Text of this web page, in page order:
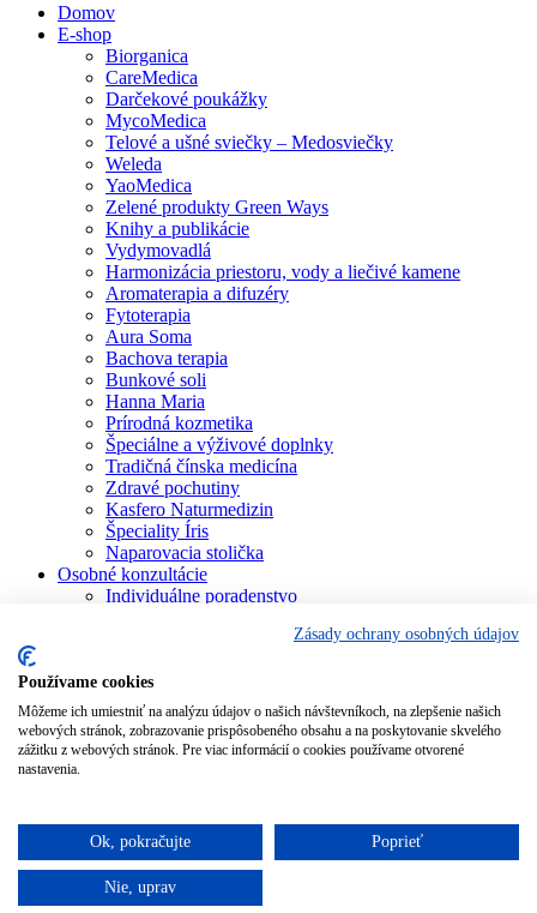
Domov
E-shop
Biorganica
CareMedica
Darčekové poukážky
MycoMedica
Telové a ušné sviečky – Medosviečky
Weleda
YaoMedica
Zelené produkty Green Ways
Knihy a publikácie
Vydymovadlá
Harmonizácia priestoru, vody a liečivé kamene
Aromaterapia a difuzéry
Fytoterapia
Aura Soma
Bachova terapia
Bunkové soli
Hanna Maria
Prírodná kozmetika
Špeciálne a výživové doplnky
Tradičná čínska medicína
Zdravé pochutiny
Kasfero Naturmedizin
Špeciality Íris
Naparovacia stolička
Osobné konzultácie
Individuálne poradenstvo
Aromaterapia
Homeopatia
Individuálna a partnerská numerológia
Numerológia – kľúč života
Blog
Podporujeme
Zásady ochrany osobných údajov
Používame cookies
Môžeme ich umiestniť na analýzu údajov o našich návštevníkoch, na zlepšenie našich
webových stránok, zobrazovanie prispôsobeného obsahu a na poskytovanie skvelého
zážitku z webových stránok. Pre viac informácií o cookies používame otvorené
nastavenia.
Ok, pokračujte Poprieť
Nie, uprav